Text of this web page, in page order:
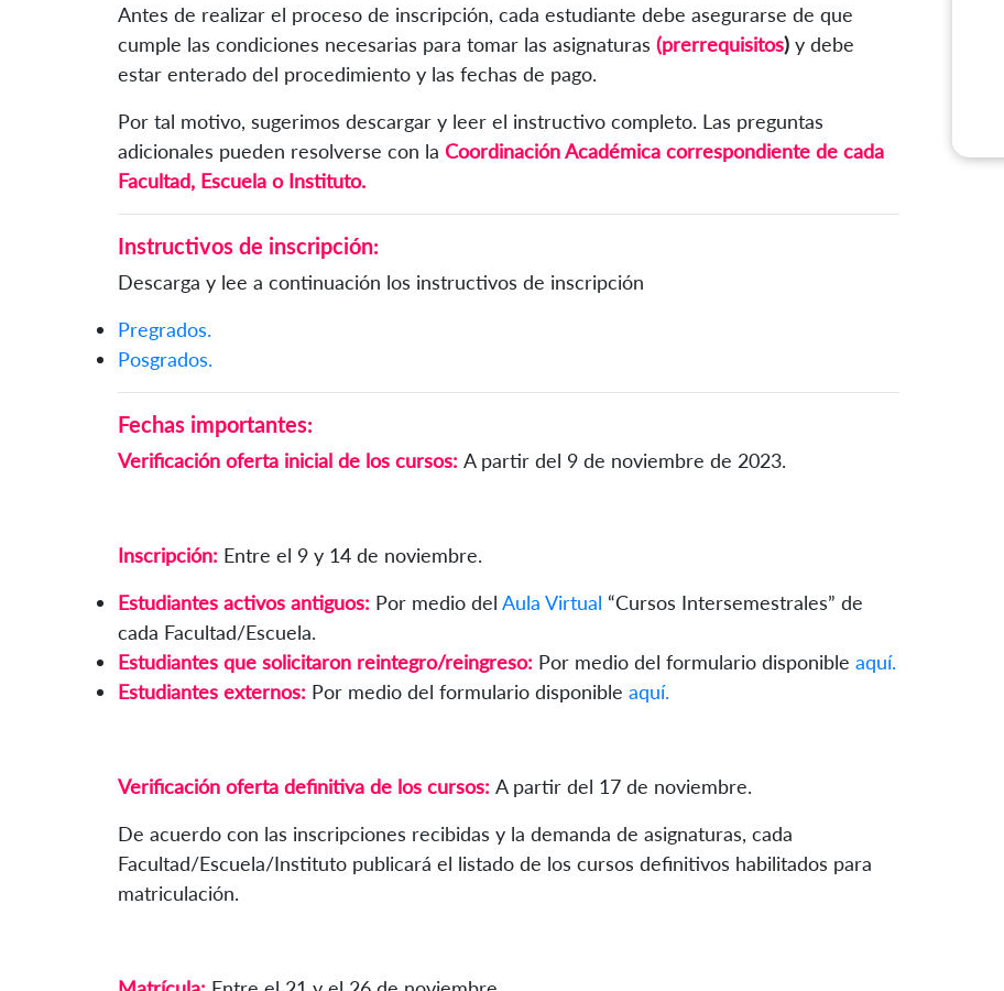
Antes de realizar el proceso de inscripción, cada estudiante debe asegurarse de que
cumple las condiciones necesarias para tomar las asignaturas (prerrequisitos) y debe
estar enterado del procedimiento y las fechas de pago.
Por tal motivo, sugerimos descargar y leer el instructivo completo. Las preguntas
adicionales pueden resolverse con la Coordinación Académica correspondiente de cada
Facultad, Escuela o Instituto.
Instructivos de inscripción:
Descarga y lee a continuación los instructivos de inscripción
Pregrados.
Posgrados.
Fechas importantes:
Verificación oferta inicial de los cursos: A partir del 9 de noviembre de 2023.
Inscripción: Entre el 9 y 14 de noviembre.
Estudiantes activos antiguos: Por medio del Aula Virtual “Cursos Intersemestrales” de
cada Facultad/Escuela.
Estudiantes que solicitaron reintegro/reingreso: Por medio del formulario disponible aquí.
Estudiantes externos: Por medio del formulario disponible aquí.
Verificación oferta definitiva de los cursos: A partir del 17 de noviembre.
De acuerdo con las inscripciones recibidas y la demanda de asignaturas, cada
Facultad/Escuela/Instituto publicará el listado de los cursos definitivos habilitados para
matriculación.